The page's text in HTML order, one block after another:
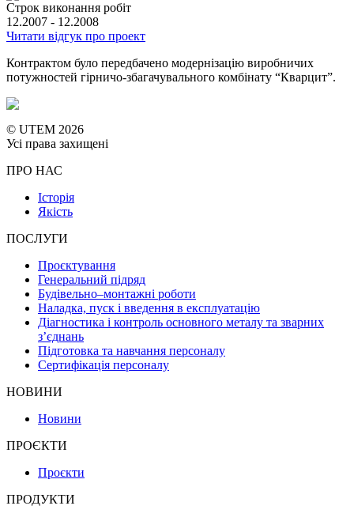
Строк виконання робіт
12.2007 - 12.2008
Читати відгук про проект
Контрактом було передбачено модернізацію виробничих
потужностей гірничо-збагачувального комбінату “Кварцит”.
© UTEM 2026
Усі права захищені
ПРО НАС
Історія
Якість
ПОСЛУГИ
Проєктування
Генеральний підряд
Будівельно–монтажні роботи
Наладка, пуск і введення в експлуатацію
Діагностика і контроль основного металу та зварних
з’єднань
Підготовка та навчання персоналу
Сертифікація персоналу
НОВИНИ
Новини
ПРОЄКТИ
Проєкти
ПРОДУКТИ